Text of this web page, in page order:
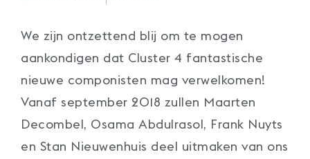
We zijn ontzettend blij om te mogen
aankondigen dat Cluster 4 fantastische
nieuwe componisten mag verwelkomen!
Vanaf september 2018 zullen Maarten
Decombel, Osama Abdulrasol, Frank Nuyts
en Stan Nieuwenhuis deel uitmaken van ons